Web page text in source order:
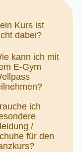
Kurs ist
dabei?
kann ich mit
E-Gym
ich
/
für den